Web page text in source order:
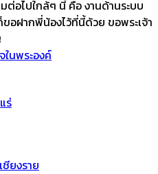
ต่อไปใกล้ๆ นี้ คือ งานด้านระบบ
อฝากพี่น้องไว้ที่นี้ด้วย ขอพระเจ้า
ร่
ยงราย